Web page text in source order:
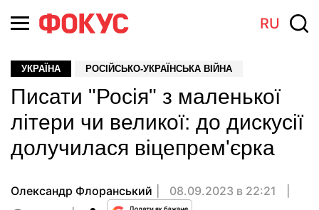
RU
УКРАЇНА РОСІЙСЬКО-УКРАЇНСЬКА ВІЙНА
Писати "Росія" з маленької
літери чи великої: до дискусії
долучилася віцепрем'єрка
Олександр Флоранський
08.09.2023 в 22:21